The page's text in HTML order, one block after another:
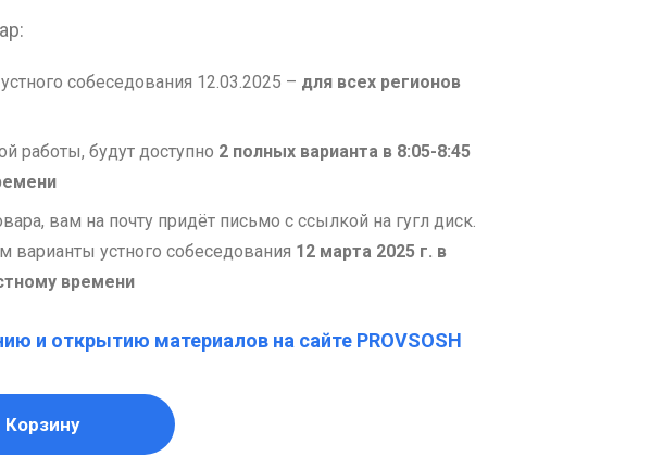
собеседования 12.03.2025 – для всех регионов
работы, будут доступно 2 полных варианта в 8:05-8:45
вам на почту придёт письмо с ссылкой на гугл диск.
варианты устного собеседования 12 марта 2025 г. в
времени
и открытию материалов на сайте PROVSOSH
Корзину